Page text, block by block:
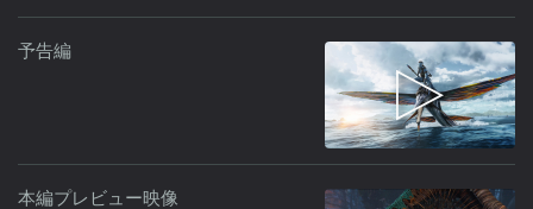
予告編
本編プレビュー映像